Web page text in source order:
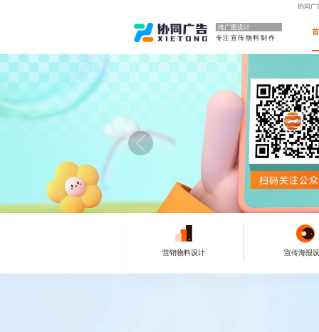
协同广
推广图设计
专注宣传物料制作
营销物料设计 宣传海报